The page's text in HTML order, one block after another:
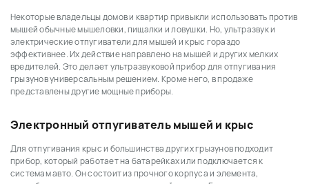
Некоторые владельцы домов и квартир привыкли использовать против
мышей обычные мышеловки, пищалки и ловушки. Но, ультразвук и
электрические отпугиватели для мышей и крыс гораздо
эффективнее. Их действие направлено на мышей и других мелких
вредителей. Это делает ультразвуковой прибор для отпугивания
грызунов универсальным решением. Кроме него, в продаже
представлены другие мощные приборы.
Электронный отпугиватель мышей и крыс
Для отпугивания крыс и большинства других грызунов подходит
прибор, который работает на батарейках или подключается к
системам авто. Он состоит из прочного корпуса и элемента,